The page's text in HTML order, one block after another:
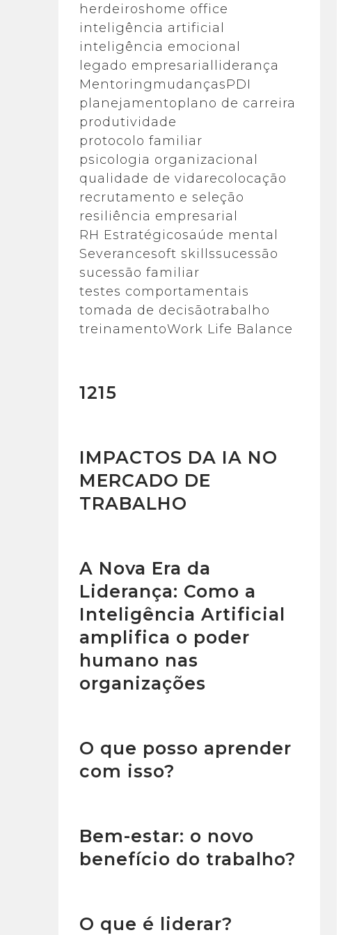
herdeiros home office
inteligência artificial
inteligência emocional
legado empresarial
liderança
Mentoring mudançasPDI
planejamentoplano de carreira
produtividade
protocolo familiar
psicologia organizacional
qualidade de vida recolocação
recrutamento e seleção
resiliência empresarial
RH Estratégicosaúde mental
Severancesoft skillssucessão
sucessão familiar
testes comportamentais
tomada de decisãotrabalho
treinamentoWork Life Balance
1215
IMPACTOS DA IA NO
MERCADO DE
TRABALHO
A Nova Era da
Liderança: Como a
Inteligência Artificial
amplifica o poder
humano nas
organizações
O que posso aprender
com isso?
Bem-estar: o novo
benefício do trabalho?
O que é liderar?